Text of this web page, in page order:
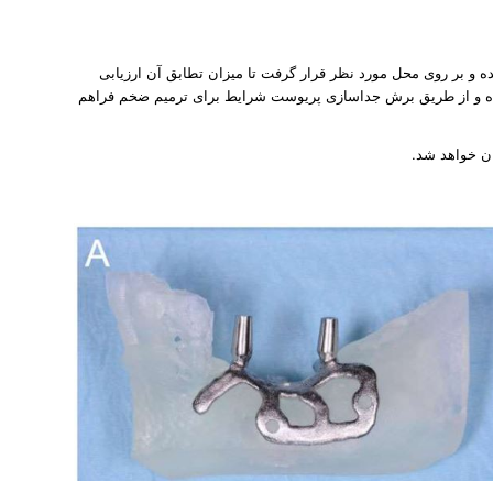
و بر روی محل مورد نظر قرار گرفت تا میزان تطابق آن ارزیابی
از طریق برش جداسازی پریوست شرایط برای ترمیم ضخم فراهم
خواهد شد.